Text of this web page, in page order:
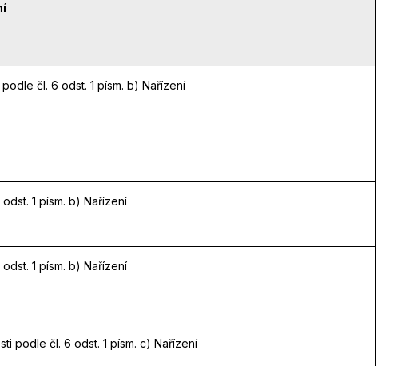
čl. 6 odst. 1 písm. b) Nařízení
1 písm. b) Nařízení
1 písm. b) Nařízení
podle čl. 6 odst. 1 písm. c) Nařízení